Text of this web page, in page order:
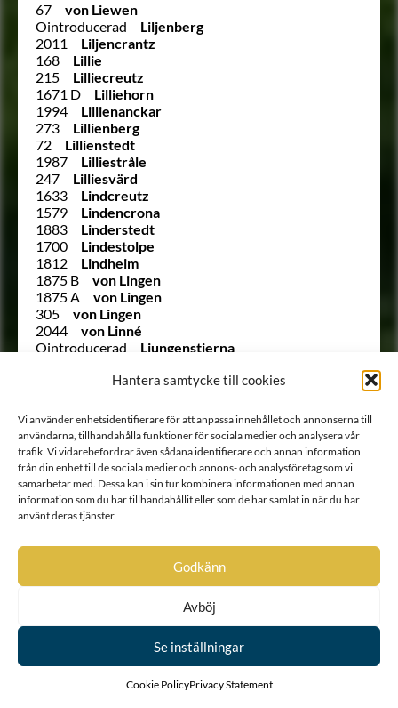
Hantera samtycke till cookies
Vi använder enhetsidentifierare för att anpassa innehållet och annonserna till
användarna, tillhandahålla funktioner för sociala medier och analysera vår
trafik. Vi vidarebefordrar även sådana identifierare och annan information
från din enhet till de sociala medier och annons- och analysföretag som vi
samarbetar med. Dessa kan i sin tur kombinera informationen med annan
information som du har tillhandahållit eller som de har samlat in när du har
använt deras tjänster.
Godkänn
Avböj
Se inställningar
Cookie PolicyPrivacy Statement
67
von Liewen
Ointroducerad
Liljenberg
2011
Liljencrantz
168
Lillie
215
Lilliecreutz
1671 D
Lilliehorn
1994
Lillienanckar
273
Lillienberg
72
Lillienstedt
1987
Lilliestråle
247
Lilliesvärd
1633
Lindcreutz
1579
Lindencrona
1883
Linderstedt
1700
Lindestolpe
1812
Lindheim
1875 B
von Lingen
1875 A
von Lingen
305
von Lingen
2044
von Linné
Ointroducerad
Ljungenstjerna
Lundeblad
1892
Löfvenskjöld
1644
Löth-Örnsköld
207
Löwen
233
Löwen
276
Löwen
84
Löwen
2198
Löwenborg
1791
Löwenhielm
87
Löwenhielm
2072
Malmsköld
af Malmsten